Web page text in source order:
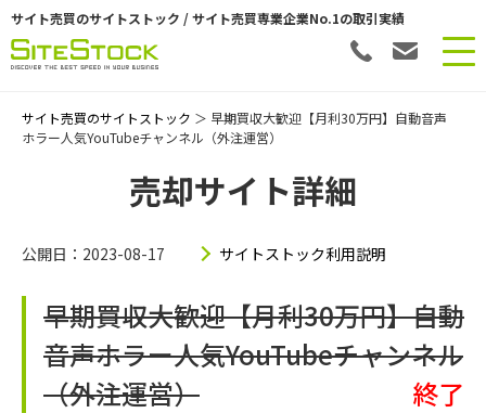
サイト売買のサイトストック / サイト売買専業企業No.1の取引実績
サイト売買のサイトストック ＞ 早期買収大歓迎【月利30万円】自動音声
ホラー人気YouTubeチャンネル（外注運営）
売却サイト詳細
公開日：2023-08-17 サイトストック利用説明
早期買収大歓迎【月利30万円】自動
音声ホラー人気YouTubeチャンネル
（外注運営）
終了